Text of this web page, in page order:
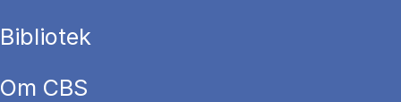
Bibliotek
Om CBS